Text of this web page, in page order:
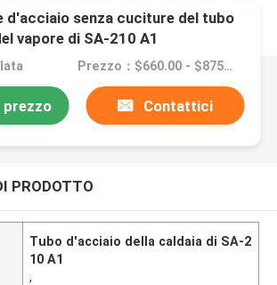
d'acciaio senza cuciture del tubo
vapore di SA-210 A1
Prezzo：$660.00 - $875.00/Tons
prezzo Contattici
PRODOTTO
Tubo d'acciaio della caldaia di SA-2
10 A1
,